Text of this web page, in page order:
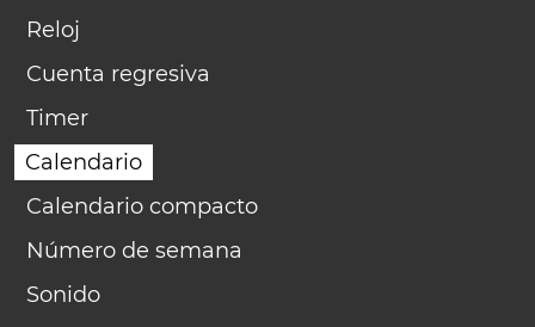
Reloj
Cuenta regresiva
Timer
Calendario
Calendario compacto
Número de semana
Sonido